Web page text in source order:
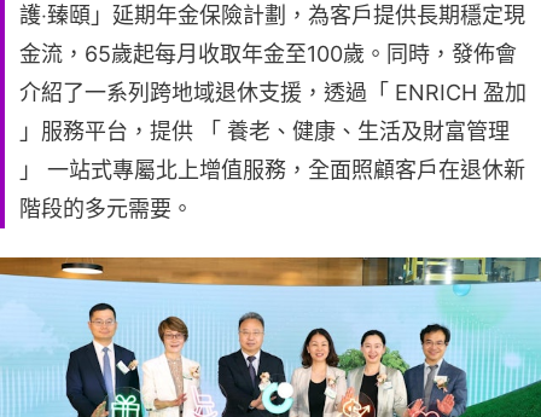
護‧臻頤」延期年金保險計劃，為客戶提供長期穩定現
金流，65歲起每月收取年金至100歲。同時，發佈會
介紹了一系列跨地域退休支援，透過「 ENRICH 盈加
」服務平台，提供 「 養老、健康、生活及財富管理
」 一站式專屬北上增值服務，全面照顧客戶在退休新
階段的多元需要。